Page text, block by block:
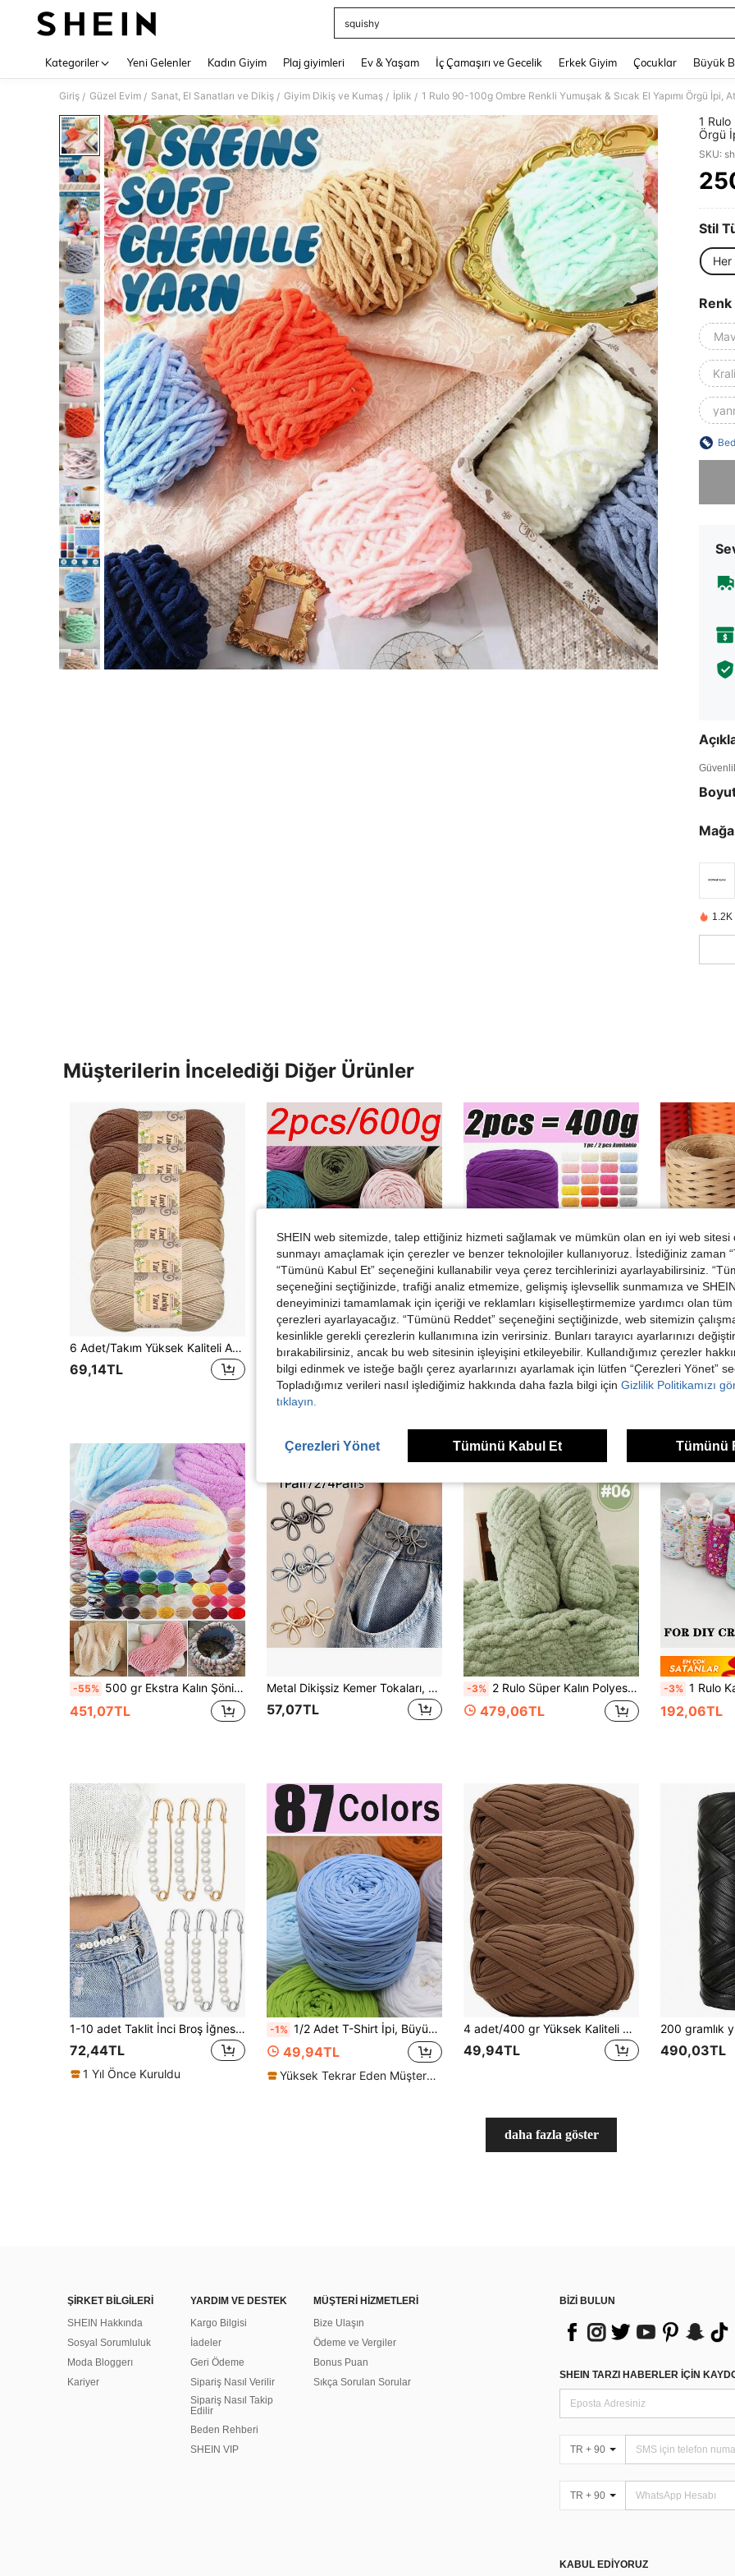
squishy
Kategoriler Yeni Gelenler Kadın Giyim Plaj giyimleri Ev & Yaşam İç Çamaşırı ve Gecelik Erkek Giyim Çocuklar Büyük
Giriş / Güzel Evim / Sanat, El Sanatları ve Dikiş / Giyim Dikiş ve Kumaş / İplik / 1 Rulo 90-100g Ombre Renkli Yumuşak & Sıcak El Yapımı Örgü İpi,
1 Rulo
Örgü
SKU:
Stil
Her
Renk
1.2K
Müşterilerin İncelediği Diğer Ürünler
6 Adet/Takım Yüksek Kaliteli Akrilik İplik Kombinasyonu, %100 Akrilik, Toplam Ağırlık 400 gr. Örgü El Sanatları, Kendin Yap El Yapımı Cüzdanlar, Yumuşak Bej Dostu Tığ İşi Atkı, Kazak, Şal, Palto, Battaniye ve Kendin Yap Malzeme Paketi için uygundur.
69,14TL
2 Adet/600g T-Shirt İpi, Büyük 300g±20g/Adet T-Shirt İpi Rulosu - 2 cm Genişliğinde, Örme Örgü İpi, Yumuşak ve Çok Amaçlı, DIY El Sanatları İçin Uygun, Tığ İşi ve Örgü Çantalar, Kırlentler, Bebekler, Battaniyeler, Terlikler, El Yapımı Tığ İşi Projeleri vb. İçin Kullanılabilir, Çok Renkli Seçenekler Mevcut, Çok Renkli İp | Polyester İp | Tığ İşi İpi | El Yapımı İp | Canlı Renkli İp Yumakları | Çok Fonksiyonlu El Sanatları Malzemeleri, Örgü Aksesuarları ve Gereçleri
51,03TL
1/2 Adet Premium T-Shirt İpi, 200g/Adet Yüksek Esnek Yumuşak Polyester İp, DIY Tığ İşi Çantalar, Sepetler, Paspaslar, Terlikler ve Bebekler İçin, Çok Renkli Tatil İpi, Örgü İpi, El Sanatları İpi, Çok Amaçlı Örgü Aksesuarları, Büyük Yumağı, Hediye Fikirleri
56,52TL
Yüksek Tekrar Eden Müşteriler
-1% 1/2 Adet (150/300M)/PC 4mm Renkli Rafya Kağıt İp, DIY El Sanatları, Hediye Paketleme, Hasır Şapka Örme,
63,66TL
-55% 500 gr Ekstra Kalın Şönil İplik, Çap 2 cm - Kendin Yap El Örgüsü Battaniye, Peluş Doku, Yumuşak ve Kalın Polyester Elyaf, Rahat Yastıklar, Battaniyeler, Halılar, Evcil Hayvan Yatakları, Evcil Hayvan Yuvaları, Yastıklar, Atkılar, Şapkalar, Çapraz Askılı Çantalar, Bebekler, Evcil Hayvan Oyuncakları ve El Sanatları Tığ İşi Projeleri İçin
451,07TL
Metal Dikişsiz Kemer Tokaları, 1 Çift/2/4 Çift Şanslı Düğüm Ayrılabilir Çıtçıt Düğmeler, Kot Pantolon ve Etekler İçin Uygun, Ayarlanabilir Moda Aksesuarları - Siyah, Altın, Gümüş Gri, Bronz
57,07TL
-3% 2 Rulo Süper Kalın Polyester İplik, 500 gr Çok Renkli Yumuşak Kendin Yap El İşi İpi, El Yapımı Örgü, Battaniye, Yastık ve Evcil Hayvan Yatakları İçin Uygun - Çoklu Renkler
479,06TL
-3% 1 Rulo Karışık Renk 3&6mm Simli Pamuk İp, 50g/Rulo,
192,06TL
1-10 adet Taklit İnci Broş İğnesi, 7 cm (2.75 inç), Kadın Giyim, Elbiseler, Pantolonlar, Etekler ve Diğer Aksesuarlar İçin Uygundur, Kazaklar, Şallar vb. İçin Kullanılabilir.
72,44TL
1 Yıl Önce Kuruldu
-1% 1/2 Adet T-Shirt İpi, Büyük Boy 300g±20g/Adet - 2 cm Genişliğinde, Örme Kumaş Yumuşak Polyester İp, DIY Tığ İşi Çanta, Sepet, Paspas, Terlik, Oyuncak Bebek ve El Sanatları İçin, Çok Renkli Tatil İpi, Tığ İşi İpi, El Sanatları İpi, Çok Amaçlı Tığ İşi Aksesuarları, El Yapımı Hediye
49,94TL
Yüksek Tekrar Eden Müşteriler
4 adet/400 gr Yüksek Kaliteli Polyester Tığ ve Örgü İpi, 100 gr/adet, 30 metre/adet Uzunluk - Kendin Yap Projeleri, Tişörtler, Terlikler ve Sepetler, Kumaş Şeritleri, El Yapımı Dokuma Kendin Yap Çantalar, Oyuncaklar, Ayakkabılar, Halılar, Düzenleyici Sepet Astarları İçin İdeal
49,94TL 490,03TL
daha fazla göster
ŞİRKET BİLGİLERİ
SHEIN Hakkında
Sosyal Sorumluluk
Moda Bloggerı
Kariyer
YARDIM VE DESTEK
Kargo Bilgisi
İadeler
Geri Ödeme
Sipariş Nasıl Verilir
Sipariş Nasıl Takip
Edilir
Beden Rehberi
SHEIN VIP
MÜŞTERİ HİZMETLERİ
Bize Ulaşın
Ödeme ve Vergiler
Bonus Puan
Sıkça Sorulan Sorular
BİZİ BULUN
SHEIN TARZI HABERLER IÇIN
TR + 90
TR + 90
KABUL EDIYORUZ
SHEIN web sitemizde, talep ettiğiniz hizmeti sağlamak ve mümkün olan en iyi web sitesi
sunmayı amaçlamak için çerezler ve benzer teknolojiler kullanıyoruz. İstediğiniz zaman
“Tümünü Kabul Et” seçeneğini kullanabilir veya çerez tercihlerinizi ayarlayabilirsiniz.
seçeneğini seçtiğinizde, trafiği analiz etmemize, gelişmiş işlevsellik sunmamıza ve
deneyiminizi tamamlamak için içeriği ve reklamları kişiselleştirmemize yardımcı olan tüm
çerezleri ayarlayacağız. “Tümünü Reddet” seçeneğini seçtiğinizde, web sitemizin
kesinlikle gerekli çerezlerin kullanımına izin verirsiniz. Bunları tarayıcı ayarlarınızı
bırakabilirsiniz, ancak bu web sitesinin işleyişini etkileyebilir. Kullandığımız çerezler
bilgi edinmek ve isteğe bağlı çerez ayarlarınızı ayarlamak için lütfen “Çerezleri Yönet”
Topladığımız verileri nasıl işlediğimiz hakkında daha fazla bilgi için Gizlilik Politikamızı
tıklayın.
Çerezleri Yönet Tümünü Kabul Et Tümünü